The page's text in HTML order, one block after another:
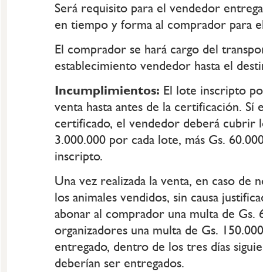
Será requisito para el vendedor
en tiempo y forma al comprador para
El comprador se hará cargo del
establecimiento vendedor hasta el
Incumplimientos: El lote inscripto
venta hasta antes de la certificación.
certificado, el vendedor deberá cubrir
3.000.000 por cada lote, más Gs.
inscripto.
Una vez realizada la venta, en caso de
los animales vendidos, sin causa
abonar al comprador una multa de Gs.
organizadores una multa de Gs.
entregado, dentro de los tres días
deberían ser entregados.